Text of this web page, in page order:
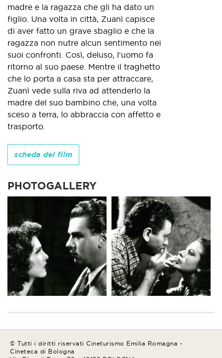
madre e la ragazza che gli ha dato un
figlio. Una volta in città, Zuanì capisce
di aver fatto un grave sbaglio e che la
ragazza non nutre alcun sentimento nei
suoi confronti. Così, deluso, l'uomo fa
ritorno al suo paese. Mentre il traghetto
che lo porta a casa sta per attraccare,
Zuanì vede sulla riva ad attenderlo la
madre del suo bambino che, una volta
sceso a terra, lo abbraccia con affetto e
trasporto.
scheda del film
PHOTOGALLERY
© Tutti i diritti riservati Cineturismo Emilia Romagna -
Cineteca di Bologna